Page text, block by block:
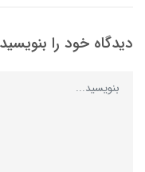
دیدگاه خود را بنویسید